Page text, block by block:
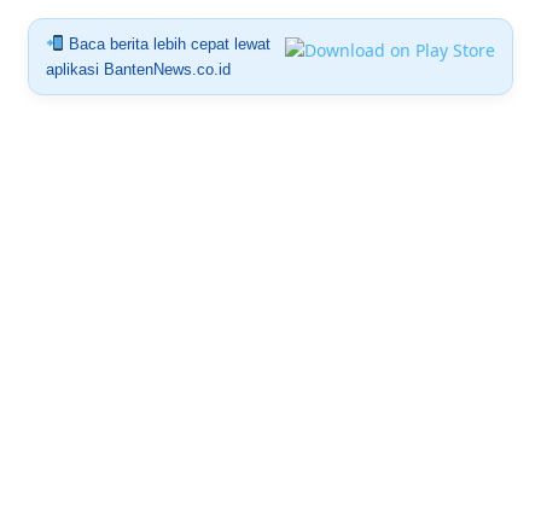
Baca berita lebih cepat lewat
aplikasi BantenNews.co.id